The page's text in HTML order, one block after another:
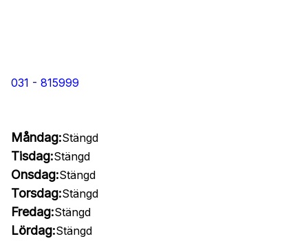
031 - 815999
Måndag:Stängd
Tisdag:Stängd
Onsdag:Stängd
Torsdag:Stängd
Fredag:Stängd
Lördag:Stängd